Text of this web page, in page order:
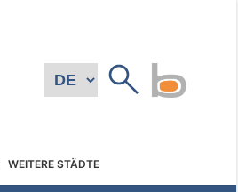
WEITERE STÄDTE